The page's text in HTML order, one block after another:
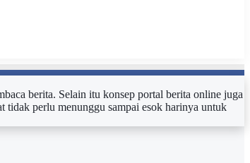
berita. Selain itu konsep portal berita online juga
tidak perlu menunggu sampai esok harinya untuk